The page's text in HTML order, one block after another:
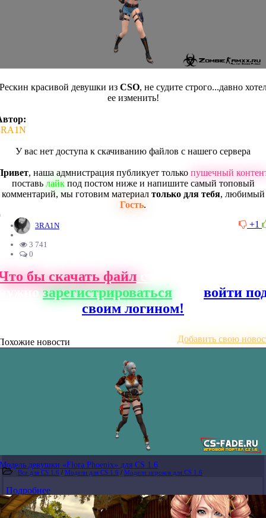
красивой девушки из CSO, не судите строго...давно
ее изменить!
У вас нет доступа к скачиванию файлов с нашего сервера
, наша адмнистрация публикует только пушечный
поставь лайкпод постом ниже и напишите самый топовый
комментарий, мы готовим материал только для тебя, любимый
Гость.
+1
3RA1N
3 741
0
бы скачать файлс нашего сайта,
зарегистрироваться
войти
своим логином!
новости Добавить свою
Модель девушки «Flora Phoenix» для CS 1.6
Все для CS 1.6 / Модели для CS 1.6 / Модели игроков для CS 1.6
Подробнее